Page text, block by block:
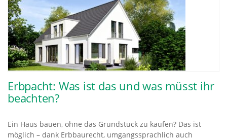
Erbpacht: Was ist das und was müsst ihr
beachten?
Ein Haus bauen, ohne das Grundstück zu kaufen? Das ist
möglich – dank Erbbaurecht, umgangssprachlich auch